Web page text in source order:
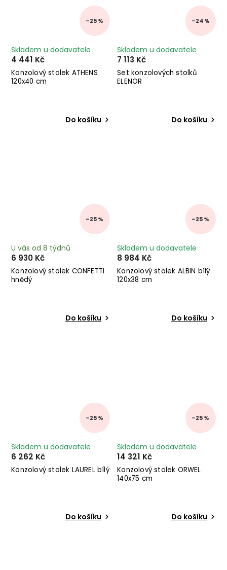
–25 %
Konzolový stolek ATHENS
120x40 cm
Skladem u dodavatele
4 441 Kč
Do košíku
–24 %
Set konzolových stolků
ELENOR
Skladem u dodavatele
7 113 Kč
Do košíku
–25 %
Konzolový stolek CONFETTI
hnědý
U vás od 8 týdnů
6 930 Kč
Do košíku
–25 %
Konzolový stolek ALBIN bílý
120x38 cm
Skladem u dodavatele
8 984 Kč
Do košíku
–25 %
Konzolový stolek LAUREL bílý
Skladem u dodavatele
6 262 Kč
Do košíku
–25 %
Konzolový stolek ORWEL
140x75 cm
Skladem u dodavatele
14 321 Kč
Do košíku